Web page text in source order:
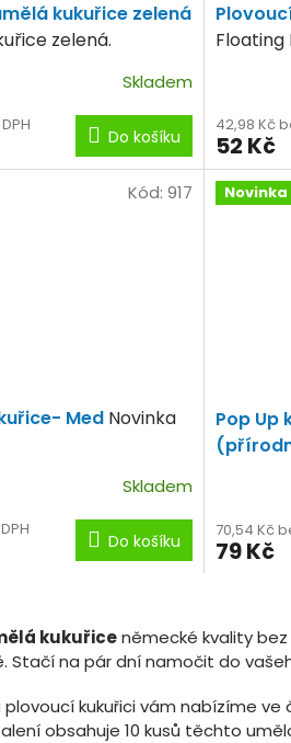
kukuřice zelená
zelená.
Skladem
Do košíku
Floating
42,98 Kč
52 Kč
Med Novinka
Skladem
Do košíku
Kód: 917 Novinka
Pop Up
70,54 Kč
79 Kč
kukuřiceněmecké kvality
Stačí na pár dní namočit do
kukuřici vám nabízíme
obsahuje 10 kusů těchto